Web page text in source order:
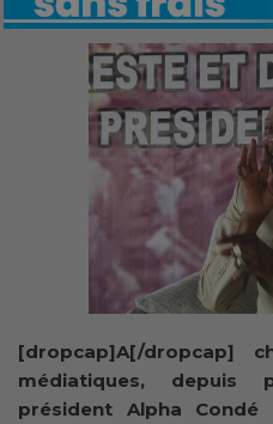
[dropcap]A[/dropcap]
médiatiques, depuis
président Alpha